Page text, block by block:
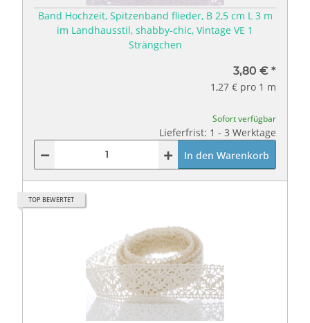
Band Hochzeit, Spitzenband flieder, B 2,5 cm L 3 m
im Landhausstil, shabby-chic, Vintage VE 1
Strängchen
3,80 € *
1,27 € pro 1 m
Sofort verfügbar
Lieferfrist: 1 - 3 Werktage
In den Warenkorb
TOP BEWERTET